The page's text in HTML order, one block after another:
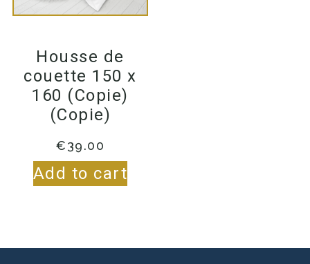
Housse de
couette 150 x
160 (Copie)
(Copie)
€39.00
Add to cart